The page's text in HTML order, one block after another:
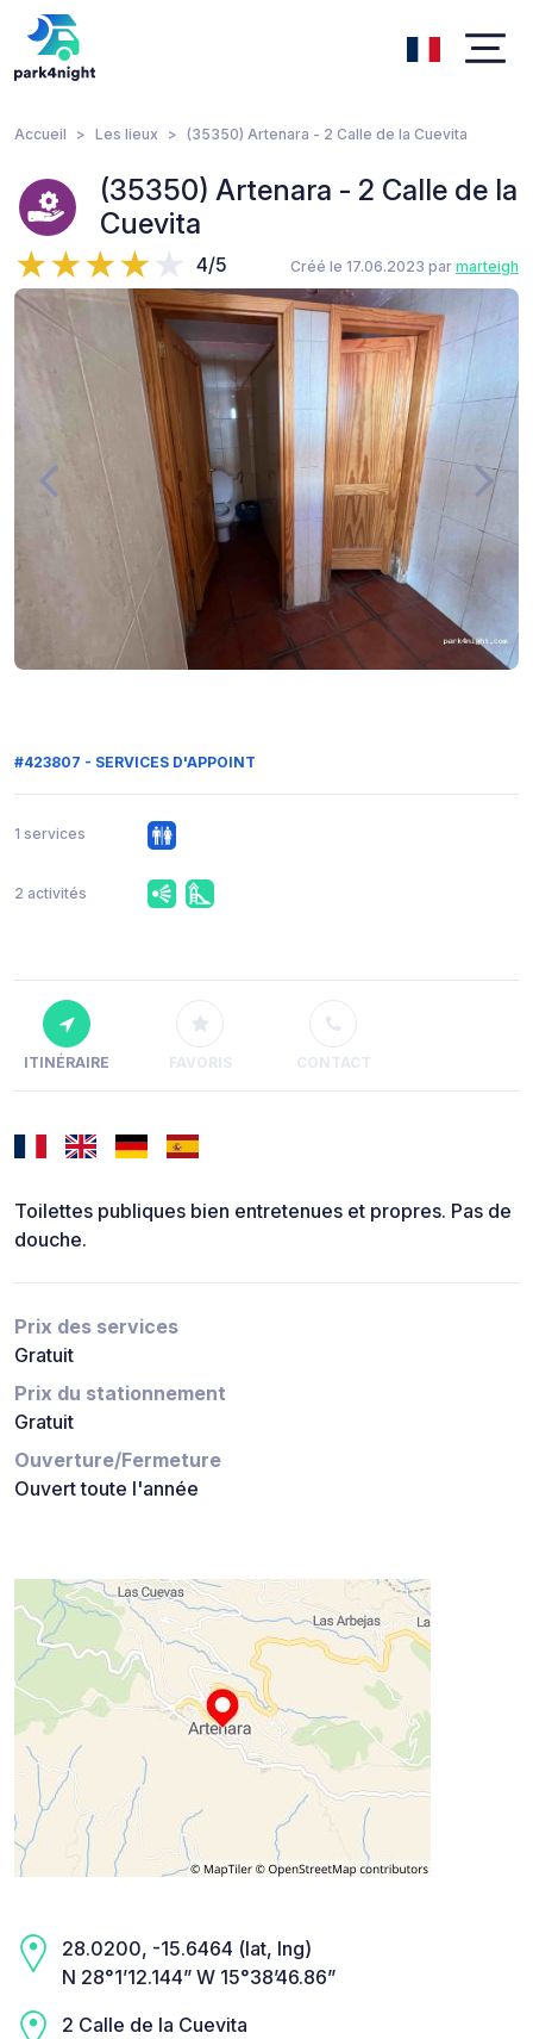
Accueil Les lieux (35350) Artenara - 2 Calle de la Cuevita
(35350) Artenara - 2 Calle de la
Cuevita
4/5 Créé le 17.06.2023 par marteigh
#423807 - SERVICES D'APPOINT
1 services
2 activités
ITINÉRAIRE FAVORIS CONTACT
Toilettes publiques bien entretenues et propres. Pas de
douche.
Prix des services
Gratuit
Prix du stationnement
Gratuit
Ouverture/Fermeture
Ouvert toute l'année
28.0200, -15.6464 (lat, lng)
N 28°1’12.144” W 15°38’46.86”
2 Calle de la Cuevita